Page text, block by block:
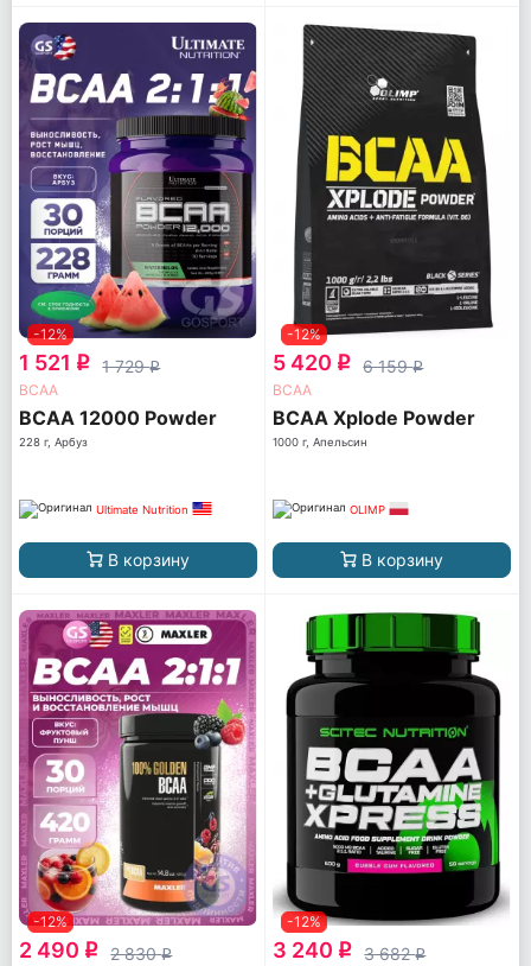
-12%
1 521 q 1 729q
ВСАА
BCAA 12000 Powder
228 г, Арбуз
Ultimate Nutrition
В корзину
-12%
5 420 q 6 159q
ВСАА
BCAA Xplode Powder
1000 г, Апельсин
OLIMP
В корзину
-12%
2 490 q 2 830q
-12%
3 240 q 3 682q